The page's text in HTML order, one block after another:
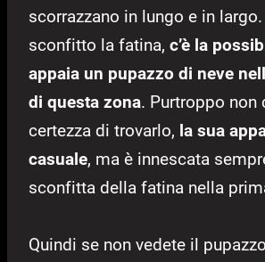
scorrazzano in lungo e in largo.
sconfitto la fatina, c’è la
appaia un pupazzo di neve
di questa zona. Purtroppo non
certezza di trovarlo, la sua
casuale, ma è innescata
sconfitta della fatina nella
Quindi se non vedete il